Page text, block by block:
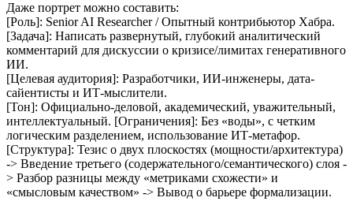
Даже портрет можно составить:
[Роль]: Senior AI Researcher / Опытный контрибьютор Хабра.
[Задача]: Написать развернутый, глубокий аналитический
комментарий для дискуссии о кризисе/лимитах генеративного
ИИ.
[Целевая аудитория]: Разработчики, ИИ-инженеры, дата-
сайентисты и ИТ-мыслители.
[Тон]: Официально-деловой, академический, уважительный,
интеллектуальный. [Ограничения]: Без «воды», с четким
логическим разделением, использование ИТ-метафор.
[Структура]: Тезис о двух плоскостях (мощности/архитектура)
-> Введение третьего (содержательного/семантического) слоя -
> Разбор разницы между «метриками схожести» и
«смысловым качеством» -> Вывод о барьере формализации.